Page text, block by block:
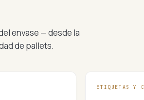
envase — desde la
de pallets.
ETIQUETAS Y